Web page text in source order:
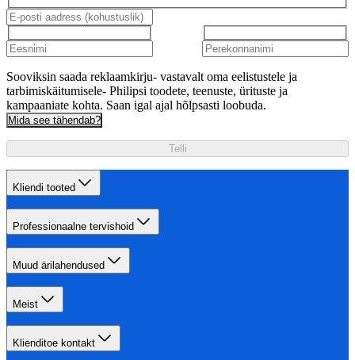
Sooviksin saada reklaamkirju- vastavalt oma eelistustele ja
tarbimiskäitumisele- Philipsi toodete, teenuste, ürituste ja
kampaaniate kohta. Saan igal ajal hõlpsasti loobuda.
Mida see tähendab?
Telli
Kliendi tooted
Professionaalne tervishoid
Muud ärilahendused
Meist
Klienditoe kontakt